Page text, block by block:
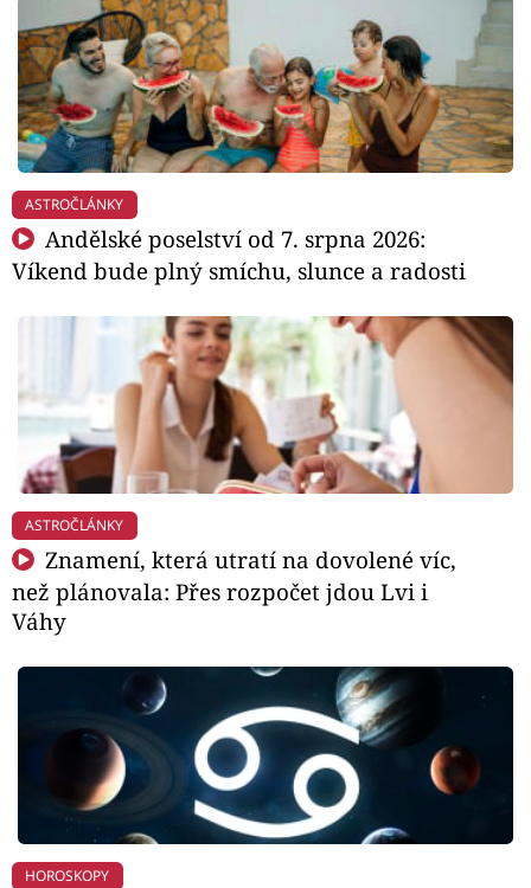
ASTROČLÁNKY
Andělské poselství od 7. srpna 2026:
Víkend bude plný smíchu, slunce a radosti
ASTROČLÁNKY
Znamení, která utratí na dovolené víc,
než plánovala: Přes rozpočet jdou Lvi i
Váhy
HOROSKOPY